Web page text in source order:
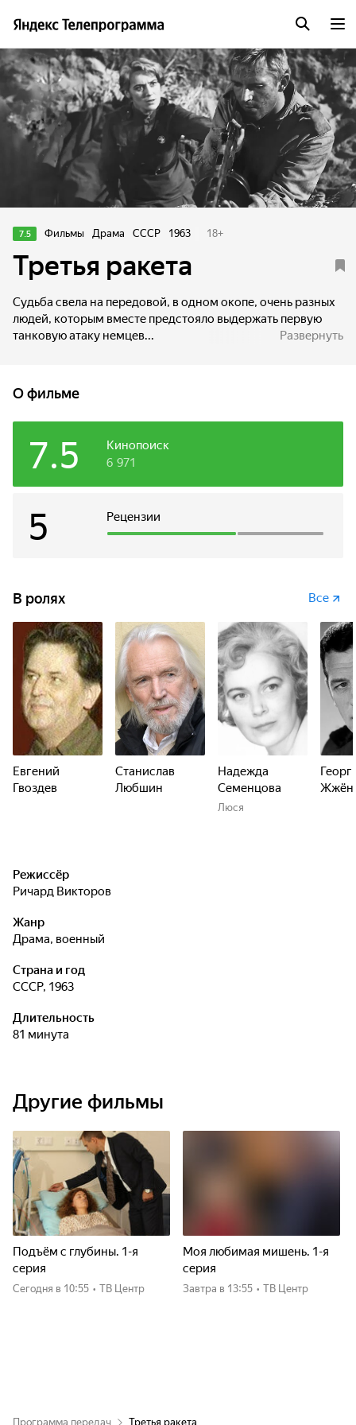
7.5 Фильмы Драма СССР 1963 18+
Третья ракета
Судьба свела на передовой, в одном окопе, очень разных
людей, которым вместе предстояло выдержать первую
танковую атаку немцев...
Развернуть
О фильме
Кинопоиск
7.5 6 971
Рецензии
5
В ролях Все
Евгений
Гвоздев
Станислав
Любшин
Надежда
Семенцова
Люся
Режиссёр
Ричард Викторов
Жанр
драма, военный
Страна и год
СССР, 1963
Длительность
81 минута
Другие фильмы
Подъём с глубины. 1-я
серия
Сегодня в 10:55 • ТВ Центр
Моя любимая мишень. 1-я
серия
Завтра в 13:55 • ТВ Центр
Программа передач Третья ракета